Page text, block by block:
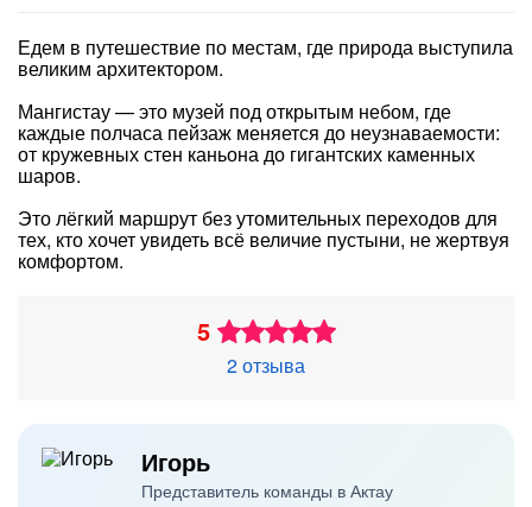
Едем в путешествие по местам, где природа выступила
великим архитектором.
Мангистау — это музей под открытым небом, где
каждые полчаса пейзаж меняется до неузнаваемости:
от кружевных стен каньона до гигантских каменных
шаров.
Это лёгкий маршрут без утомительных переходов для
тех, кто хочет увидеть всё величие пустыни, не жертвуя
комфортом.
5
2 отзыва
Игорь
Представитель команды в Актау